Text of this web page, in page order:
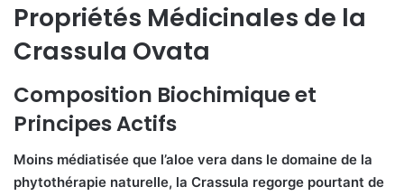
Propriétés Médicinales de la
Crassula Ovata
Composition Biochimique et
Principes Actifs
Moins médiatisée que l’aloe vera dans le domaine de la
phytothérapie naturelle, la Crassula regorge pourtant de